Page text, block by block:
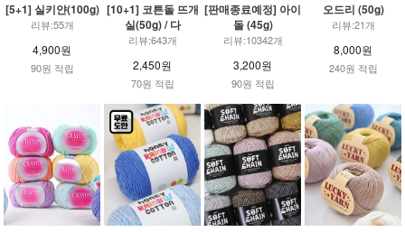
[5+1] 실키얀(100g)
리뷰:55개
4,900원
90원 적립
[10+1] 코튼돌 뜨개
실(50g) / 다
리뷰:643개
2,450원
70원 적립
[판매종료예정] 아이
돌 (45g)
리뷰:10342개
3,200원
90원 적립
오드리 (50g)
리뷰:21개
8,000원
240원 적립